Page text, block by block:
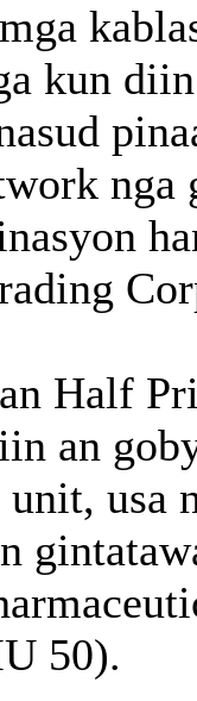
kun
nga
Half
an
usa
50).